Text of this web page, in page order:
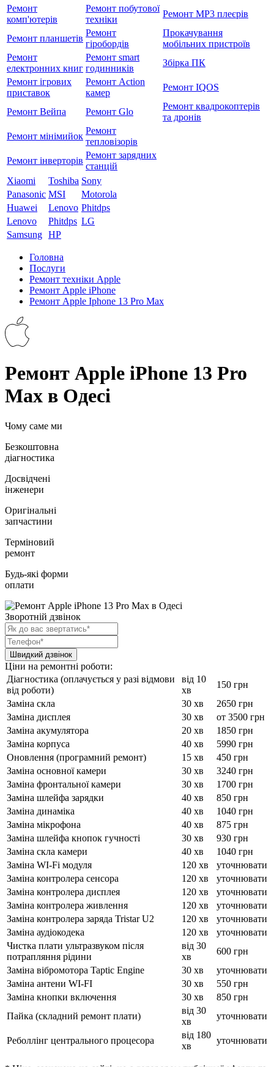
Ремонт
комп'ютерів
Ремонт побутової
техніки
Ремонт MP3 плеєрів
Ремонт планшетів
Ремонт
гіробордів
Прокачування
мобільних пристроїв
Ремонт
електронних книг
Ремонт smart
годинників
Збірка ПК
Ремонт ігрових
приставок
Ремонт Action
камер
Ремонт IQOS
Ремонт Вейпа Ремонт Glo
Ремонт квадрокоптерів
та дронів
Ремонт мiнiмийок
Ремонт
тепловізорів
Ремонт інверторів
Ремонт зарядних
станцій
Xiaomi
Toshiba Sony
Panasonic MSI
Motorola
Huawei
Lenovo Phitdps
Lenovo
Phitdps LG
Samsung HP
Головна
Послуги
Ремонт техніки Apple
Ремонт Apple iPhone
Ремонт Apple Iphone 13 Pro Max
Ремонт Apple iPhone 13 Pro
Max в Одесі
Чому саме ми
Безкоштовна
діагностика
Досвідчені
інженери
Оригінальні
запчастини
Терміновий
ремонт
Будь-які форми
оплати
Зворотній дзвінок
Ціни на ремонтні роботи:
Діагностика (оплачується у разі відмови
від роботи)
від 10
хв
150 грн
Заміна скла
30 хв
2650 грн
Заміна дисплея
30 хв
от 3500 грн
Заміна акумулятора
20 хв
1850 грн
Заміна корпуса
40 хв
5990 грн
Оновлення (програмний ремонт)
15 хв
450 грн
Заміна основної камери
30 хв
3240 грн
Заміна фронтальної камери
30 хв
1700 грн
Заміна шлейфа зарядки
40 хв
850 грн
Заміна динаміка
40 хв
1040 грн
Заміна мікрофона
40 хв
875 грн
Заміна шлейфа кнопок гучності
30 хв
930 грн
Заміна скла камери
40 хв
1040 грн
Заміна WI-Fi модуля
120 хв
уточнювати
Заміна контролера сенсора
120 хв
уточнювати
Заміна контролера дисплея
120 хв
уточнювати
Заміна контролера живлення
120 хв
уточнювати
Заміна контролера заряда Tristar U2
120 хв
уточнювати
Заміна аудіокодека
120 хв
уточнювати
Чистка плати ультразвуком після
потрапляння рідини
від 30
хв
600 грн
Заміна вібромотора Taptic Engine
30 хв
уточнювати
Заміна антени WI-FI
30 хв
550 грн
Заміна кнопки включення
30 хв
850 грн
Пайка (складний ремонт плати)
від 30
хв
уточнювати
Реболлінг центрального процесора
від 180
хв
уточнювати